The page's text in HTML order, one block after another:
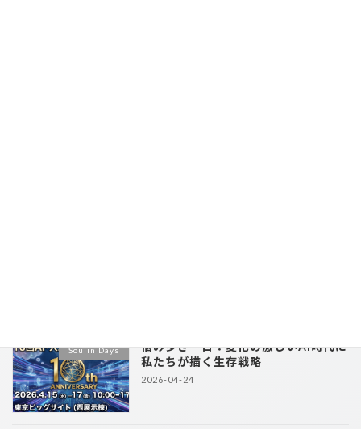
Soulin Days
悩み多き一日：変化の激しいAI時代に
私たちが描く生存戦略
2026-04-24